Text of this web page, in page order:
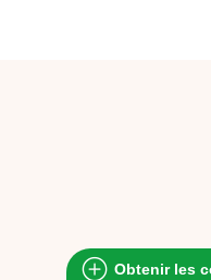
Obtenir les